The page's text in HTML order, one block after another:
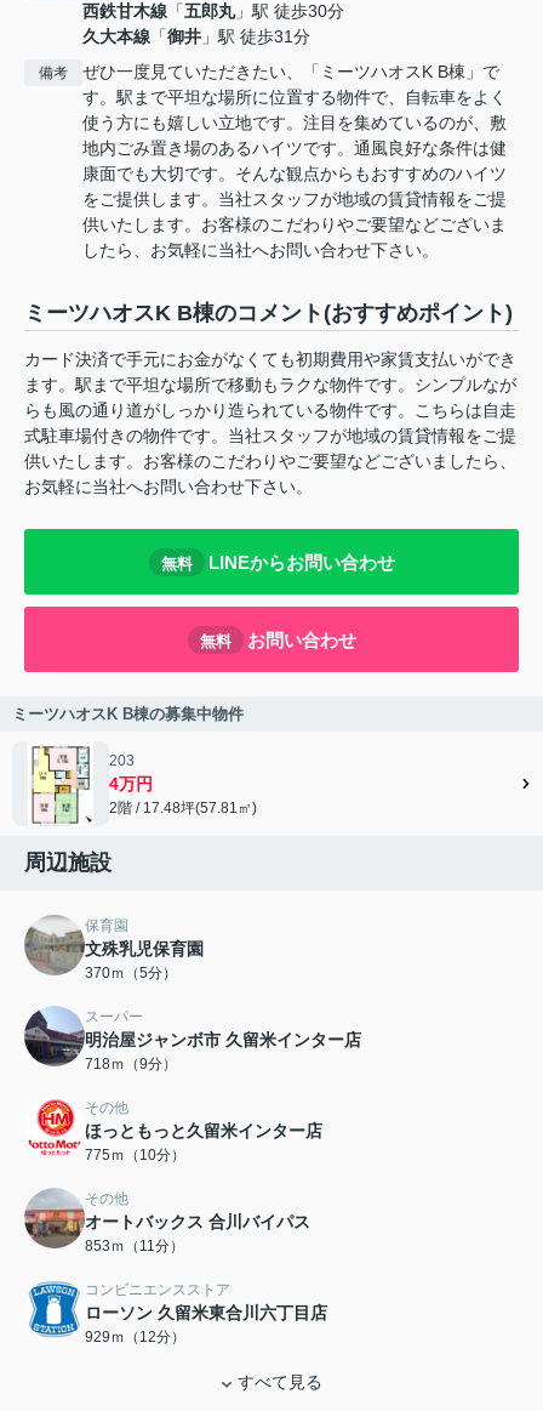
西鉄甘木線 「五郎丸」駅 徒歩30分
久大本線 「御井 」駅 徒歩31分
備考
ぜひ一度見ていただきたい、「ミーツハオスK B棟」で
す。駅まで平坦な場所に位置する物件で、自転車をよく
使う方にも嬉しい立地です。注目を集めているのが、敷
地内ごみ置き場のあるハイツです。通風良好な条件は健
康面でも大切です。そんな観点からもおすすめのハイツ
をご提供します。当社スタッフが地域の賃貸情報をご提
供いたします。お客様のこだわりやご要望などございま
したら、お気軽に当社へお問い合わせ下さい。
ミーツハオスK B棟のコメント(おすすめポイント)
カード決済で手元にお金がなくても初期費用や家賃支払いができ
ます。駅まで平坦な場所で移動もラクな物件です。シンプルなが
らも風の通り道がしっかり造られている物件です。こちらは自走
式駐車場付きの物件です。当社スタッフが地域の賃貸情報をご提
供いたします。お客様のこだわりやご要望などございましたら、
お気軽に当社へお問い合わせ下さい。
無料 LINEからお問い合わせ
無料 お問い合わせ
ミーツハオスK B棟の募集中物件
203
4万円
2階 / 17.48坪(57.81㎡)
周辺施設
保育園
文殊乳児保育園
370ｍ（5分）
スーパー
明治屋ジャンボ市 久留米インター店
718ｍ（9分）
その他
ほっともっと久留米インター店
775ｍ（10分）
その他
オートバックス 合川バイパス
853ｍ（11分）
コンビニエンスストア
ローソン 久留米東合川六丁目店
929ｍ（12分）
すべて見る